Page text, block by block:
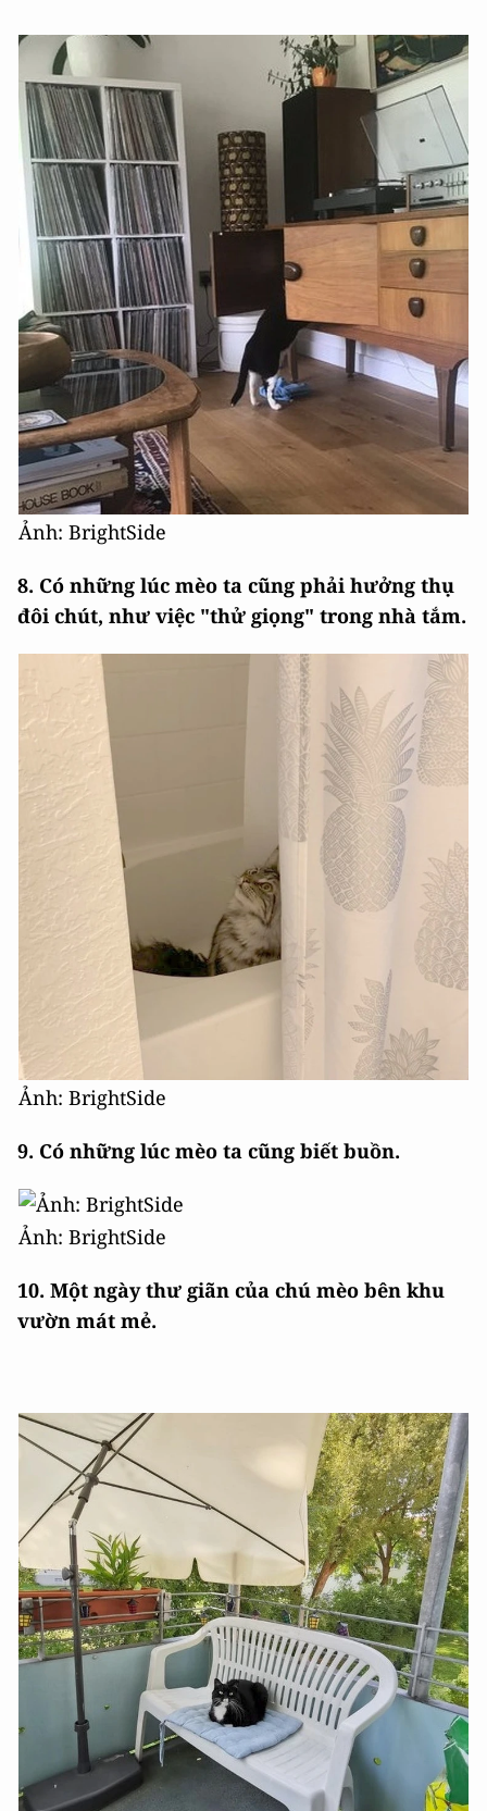
Ảnh: BrightSide
8. Có những lúc mèo ta cũng phải hưởng thụ
đôi chút, như việc "thử giọng" trong nhà tắm.
Ảnh: BrightSide
9. Có những lúc mèo ta cũng biết buồn.
Ảnh: BrightSide
10. Một ngày thư giãn của chú mèo bên khu
vườn mát mẻ.